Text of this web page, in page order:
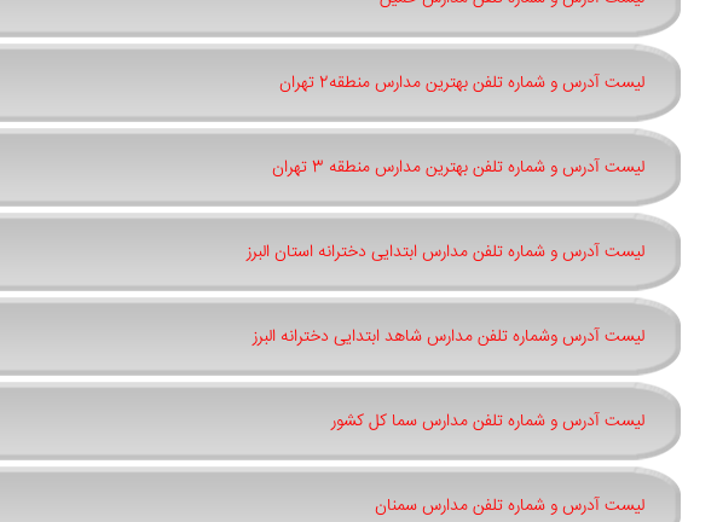
لیست آدرس و شماره تلفن بهترین مدارس منطقه2 تهران
لیست آدرس و شماره تلفن بهترین مدارس منطقه 3 تهران
لیست آدرس و شماره تلفن مدارس ابتدایی دخترانه استان البرز
لیست آدرس وشماره تلفن مدارس شاهد ابتدایی دخترانه البرز
لیست آدرس و شماره تلفن مدارس سما کل کشور
لیست آدرس و شماره تلفن مدارس سمنان